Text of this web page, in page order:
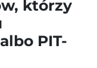
którzy
PIT-